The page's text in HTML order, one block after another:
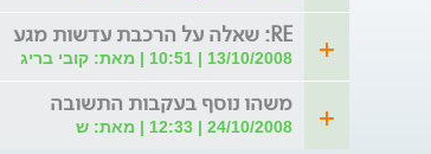
RE: שאלה על הרכבת עדשות מגע
13/10/2008 | 10:51 | מאת: קובי בריג
משהו נוסף בעקבות התשובה
24/10/2008 | 12:33 | מאת: ש